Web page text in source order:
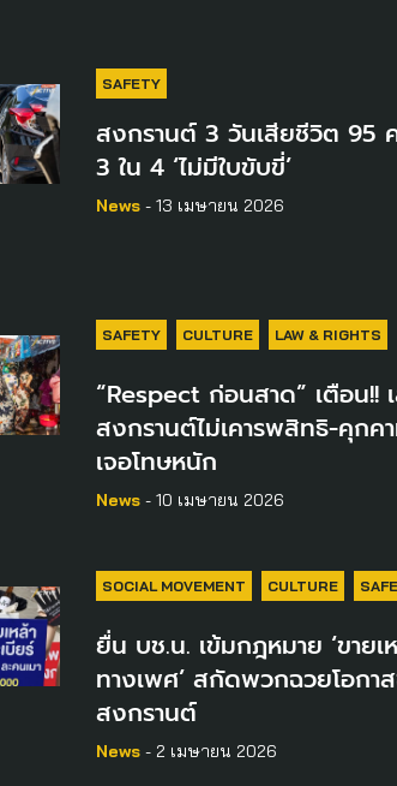
SAFETY
สงกรานต์ 3 วันเสียชีวิต 95
3 ใน 4 ‘ไม่มีใบขับขี่’
News- 13 เมษายน 2026
SAFETY CULTURE LAW & RIGHTS
“Respect ก่อนสาด” เตือน!!
สงกรานต์ไม่เคารพสิทธิ-คุกค
เจอโทษหนัก
News- 10 เมษายน 2026
SOCIAL MOVEMENT CULTURE
ยื่น บช.น. เข้มกฎหมาย ‘ขายเ
ทางเพศ’ สกัดพวกฉวยโอกา
สงกรานต์
News- 2 เมษายน 2026